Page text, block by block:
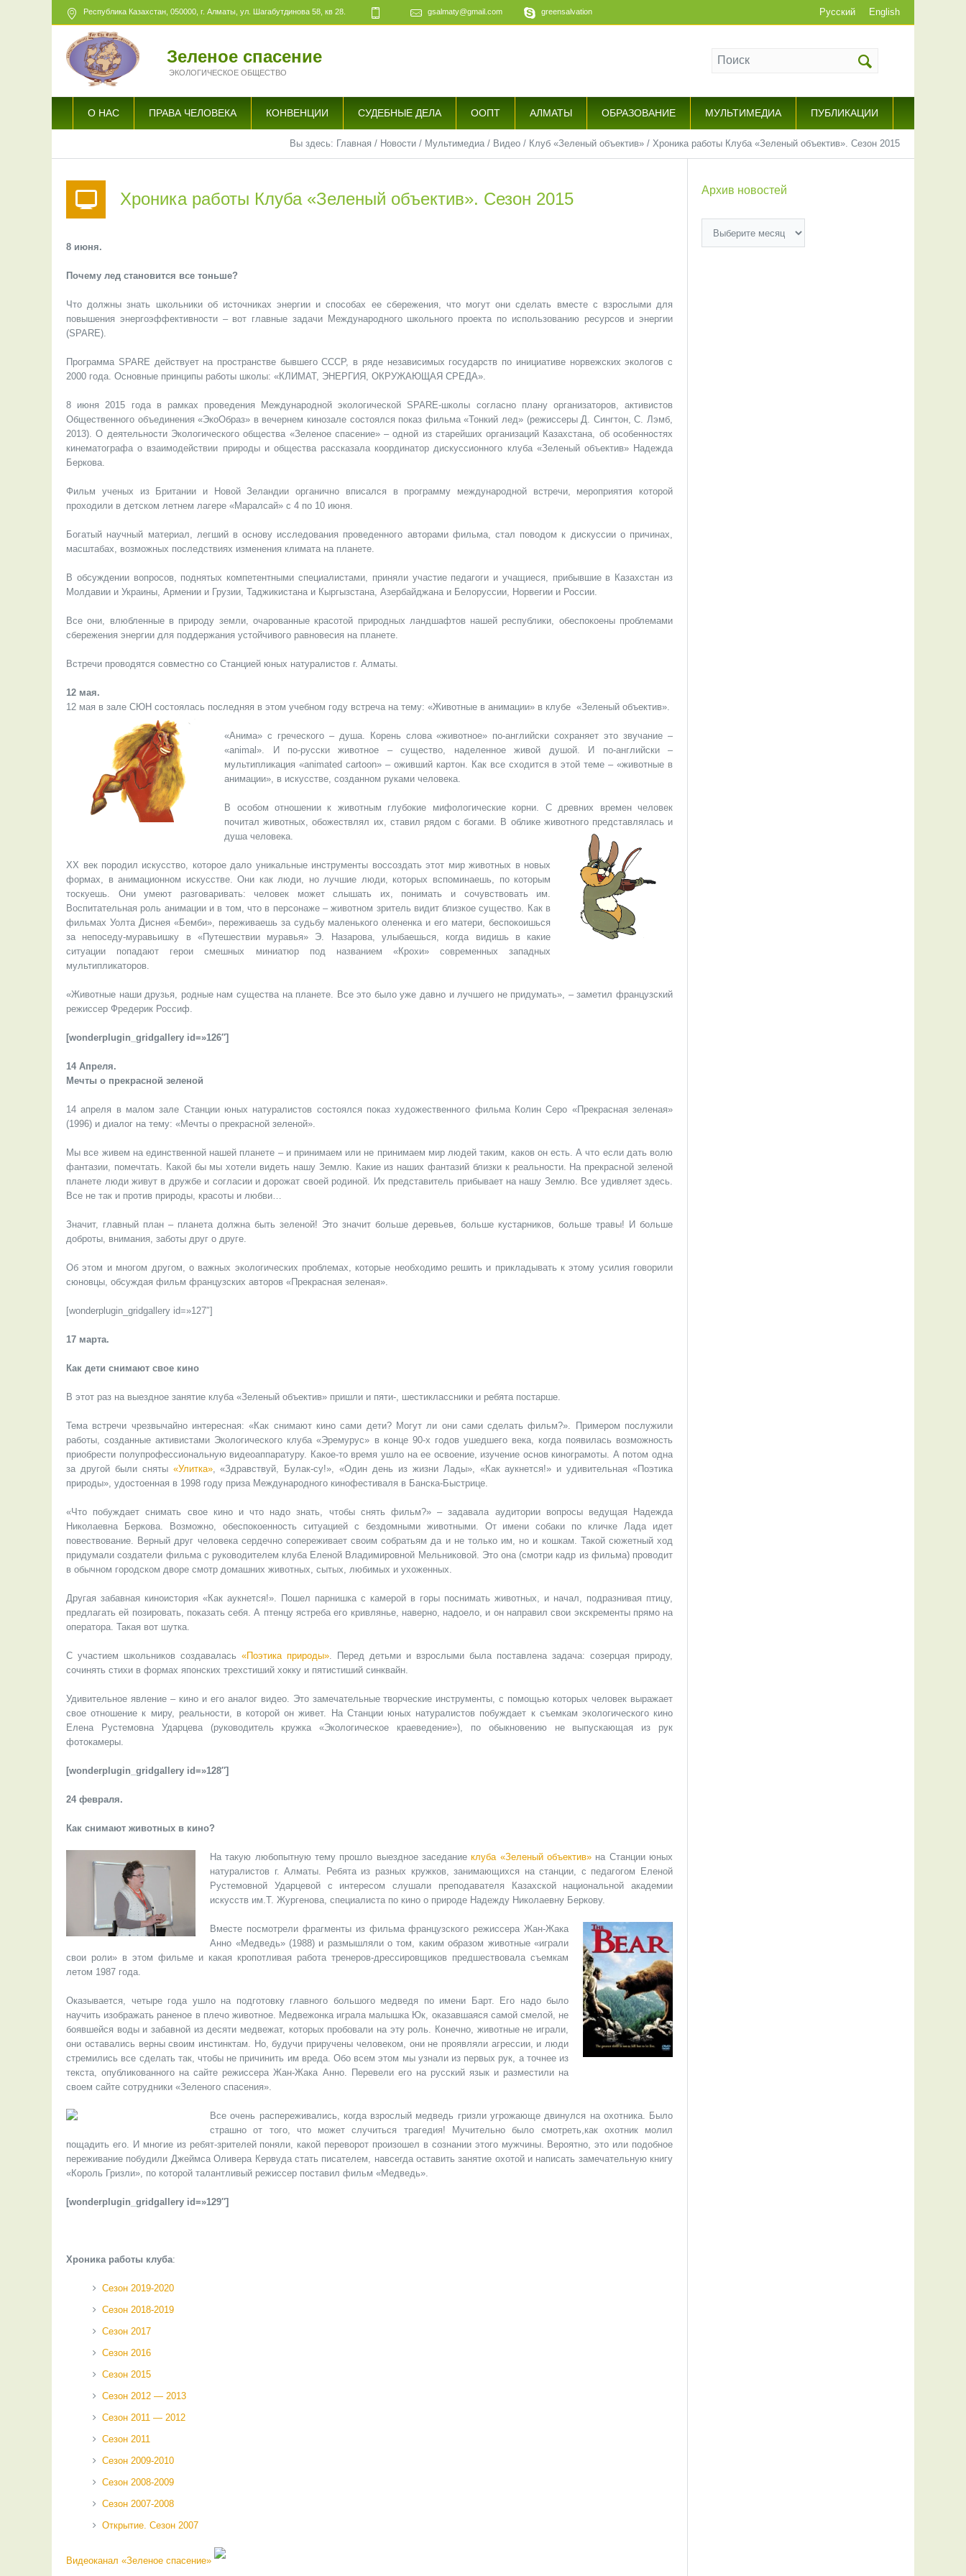
Русский English
Республика Казахстан, 050000, г. Алматы, ул. Шагабутдинова 58, кв 28. gsalmaty@gmail.com greensalvation
Зеленое спасение
ЭКОЛОГИЧЕСКОЕ ОБЩЕСТВО
О НАС ПРАВА ЧЕЛОВЕКА КОНВЕНЦИИ СУДЕБНЫЕ ДЕЛА ООПТ АЛМАТЫ ОБРАЗОВАНИЕ МУЛЬТИМЕДИА ПУБЛИКАЦИИ
Вы здесь: Главная / Новости / Мультимедиа / Видео / Клуб «Зеленый объектив» / Хроника работы Клуба «Зеленый объектив». Сезон 2015
Хроника работы Клуба «Зеленый объектив». Сезон 2015
8 июня.
Почему лед становится все тоньше?
Что должны знать школьники об источниках энергии и способах ее сбережения, что могут они сделать вместе с взрослыми для
повышения энергоэффективности – вот главные задачи Международного школьного проекта по использованию ресурсов и энергии
(SPARE).
Программа SPARE действует на пространстве бывшего СССР, в ряде независимых государств по инициативе норвежских экологов с
2000 года. Основные принципы работы школы: «КЛИМАТ, ЭНЕРГИЯ, ОКРУЖАЮЩАЯ СРЕДА».
8 июня 2015 года в рамках проведения Международной экологической SPARE-школы согласно плану организаторов, активистов
Общественного объединения «ЭкоОбраз» в вечернем кинозале состоялся показ фильма «Тонкий лед» (режиссеры Д. Сингтон, С. Лэмб,
2013). О деятельности Экологического общества «Зеленое спасение» – одной из старейших организаций Казахстана, об особенностях
кинематографа о взаимодействии природы и общества рассказала координатор дискуссионного клуба «Зеленый объектив» Надежда
Беркова.
Фильм ученых из Британии и Новой Зеландии органично вписался в программу международной встречи, мероприятия которой
проходили в детском летнем лагере «Маралсай» с 4 по 10 июня.
Богатый научный материал, легший в основу исследования проведенного авторами фильма, стал поводом к дискуссии о причинах,
масштабах, возможных последствиях изменения климата на планете.
В обсуждении вопросов, поднятых компетентными специалистами, приняли участие педагоги и учащиеся, прибывшие в Казахстан из
Молдавии и Украины, Армении и Грузии, Таджикистана и Кыргызстана, Азербайджана и Белоруссии, Норвегии и России.
Все они, влюбленные в природу земли, очарованные красотой природных ландшафтов нашей республики, обеспокоены проблемами
сбережения энергии для поддержания устойчивого равновесия на планете.
Встречи проводятся совместно со Станцией юных натуралистов г. Алматы.
12 мая.
12 мая в зале СЮН состоялась последняя в этом учебном году встреча на тему: «Животные в анимации» в клубе«Зеленый объектив».
«Анима» с греческого – душа. Корень слова «животное» по-английски сохраняет это звучание –
«аnimal». И по-русски животное – существо, наделенное живой душой. И по-английски –
мультипликация «аnimated cartoon» – оживший картон. Как все сходится в этой теме – «животные в
анимации», в искусстве, созданном руками человека.
В особом отношении к животным глубокие мифологические корни. С древних времен человек
почитал животных, обожествлял их, ставил рядом с богами. В облике животного представлялась и
душа человека.
ХХ век породил искусство, которое дало уникальные инструменты воссоздать этот мир животных в новых
формах, в анимационном искусстве. Они как люди, но лучшие люди, которых вспоминаешь, по которым
тоскуешь. Они умеют разговаривать: человек может слышать их, понимать и сочувствовать им.
Воспитательная роль анимации и в том, что в персонаже – животном зритель видит близкое существо. Как в
фильмах Уолта Диснея «Бемби», переживаешь за судьбу маленького олененка и его матери, беспокоишься
за непоседу-муравьишку в «Путешествии муравья» Э. Назарова, улыбаешься, когда видишь в какие
ситуации попадают герои смешных миниатюр под названием «Крохи» современных западных
мультипликаторов.
«Животные наши друзья, родные нам существа на планете. Все это было уже давно и лучшего не придумать», – заметил французский
режиссер Фредерик Россиф.
[wonderplugin_gridgallery id=»126″]
14 Апреля.
Мечты о прекрасной зеленой
14 апреля в малом зале Станции юных натуралистов состоялся показ художественного фильма Колин Серо «Прекрасная зеленая»
(1996) и диалог на тему: «Мечты о прекрасной зеленой».
Мы все живем на единственной нашей планете – и принимаем или не принимаем мир людей таким, каков он есть. А что если дать волю
фантазии, помечтать. Какой бы мы хотели видеть нашу Землю. Какие из наших фантазий близки к реальности. На прекрасной зеленой
планете люди живут в дружбе и согласии и дорожат своей родиной. Их представитель прибывает на нашу Землю. Все удивляет здесь.
Все не так и против природы, красоты и любви…
Значит, главный план – планета должна быть зеленой! Это значит больше деревьев, больше кустарников, больше травы! И больше
доброты, внимания, заботы друг о друге.
Об этом и многом другом, о важных экологических проблемах, которые необходимо решить и прикладывать к этому усилия говорили
сюновцы, обсуждая фильм французских авторов «Прекрасная зеленая».
[wonderplugin_gridgallery id=»127″]
17 марта.
Как дети снимают свое кино
В этот раз на выездное занятие клуба «Зеленый объектив» пришли и пяти-, шестиклассники и ребята постарше.
Тема встречи чрезвычайно интересная: «Как снимают кино сами дети? Могут ли они сами сделать фильм?». Примером послужили
работы, созданные активистами Экологического клуба «Эремурус» в конце 90-х годов ушедшего века, когда появилась возможность
приобрести полупрофессиональную видеоаппаратуру. Какое-то время ушло на ее освоение, изучение основ кинограмоты. А потом одна
за другой были сняты «Улитка», «Здравствуй, Булак-су!», «Один день из жизни Лады», «Как аукнется!» и удивительная «Поэтика
природы», удостоенная в 1998 году приза Международного кинофестиваля в Банска-Быстрице.
«Что побуждает снимать свое кино и что надо знать, чтобы снять фильм?» – задавала аудитории вопросы ведущая Надежда
Николаевна Беркова. Возможно, обеспокоенность ситуацией с бездомными животными. От имени собаки по кличке Лада идет
повествование. Верный друг человека сердечно сопереживает своим собратьям да и не только им, но и кошкам. Такой сюжетный ход
придумали создатели фильма с руководителем клуба Еленой Владимировной Мельниковой. Это она (смотри кадр из фильма) проводит
в обычном городском дворе смотр домашних животных, сытых, любимых и ухоженных.
Другая забавная киноистория «Как аукнется!». Пошел парнишка с камерой в горы поснимать животных, и начал, подразнивая птицу,
предлагать ей позировать, показать себя. А птенцу ястреба его кривлянье, наверно, надоело, и он направил свои экскременты прямо на
оператора. Такая вот шутка.
С участием школьников создавалась«Поэтика природы». Перед детьми и взрослыми была поставлена задача: созерцая природу,
сочинять стихи в формах японских трехстиший хокку и пятистиший синквайн.
Удивительное явление – кино и его аналог видео. Это замечательные творческие инструменты, с помощью которых человек выражает
свое отношение к миру, реальности, в которой он живет. На Станции юных натуралистов побуждает к съемкам экологического кино
Елена Рустемовна Ударцева (руководитель кружка «Экологическое краеведение»), по обыкновению не выпускающая из рук
фотокамеры.
[wonderplugin_gridgallery id=»128″]
24 февраля.
Как снимают животных в кино?
На такую любопытную тему прошло выездное заседаниеклуба «Зеленый объектив» на Cтанции юных
натуралистов г. Алматы. Ребята из разных кружков, занимающихся на станции, с педагогом Еленой
Рустемовной Ударцевой с интересом слушали преподавателя Казахской национальной академии
искусств им.Т. Жургенова, специалиста по кино о природе Надежду Николаевну Беркову.
Вместе посмотрели фрагменты из фильма французского режиссераЖан-Жака
Анно «Медведь» (1988) и размышляли о том, каким образом животные «играли
свои роли» в этом фильме и какая кропотливая работа тренеров-дрессировщиков предшествовала съемкам
летом 1987 года.
Оказывается, четыре года ушло на подготовку главного большого медведя по имени Барт. Его надо было
научить изображать раненое в плечо животное. Медвежонка играла малышка Юк, оказавшаяся самой смелой, не
боявшейся воды и забавной из десяти медвежат, которых пробовали на эту роль. Конечно, животные не играли,
они оставались верны своим инстинктам. Но, будучи приручены человеком, они не проявляли агрессии, и люди
стремились все сделать так, чтобы не причинить им вреда. Обо всем этом мы узнали из первых рук, а точнее из
текста, опубликованного на сайте режиссера Жан-Жака Анно. Перевели его на русский язык и разместили на
своем сайте сотрудники «Зеленого спасения».
Все очень распереживались, когда взрослый медведь гризли угрожающе двинулся на охотника. Было
страшно от того, что может случиться трагедия! Мучительно было смотреть,как охотник молил
пощадить его. И многие из ребят-зрителей поняли, какой переворот произошел в сознании этого мужчины. Вероятно, это или подобное
переживание побудили Джеймса Оливера Кервуда стать писателем, навсегда оставить занятие охотой и написать замечательную книгу
«Король Гризли», по которой талантливый режиссер поставил фильм «Медведь».
[wonderplugin_gridgallery id=»129″]
Хроника работы клуба:
Сезон 2019-2020
Сезон 2018-2019
Сезон 2017
Сезон 2016
Сезон 2015
Сезон 2012 — 2013
Сезон 2011 — 2012
Сезон 2011
Сезон 2009-2010
Сезон 2008-2009
Сезон 2007-2008
Открытие. Сезон 2007
Видеоканал «Зеленое спасение»
Архив новостей
новостей